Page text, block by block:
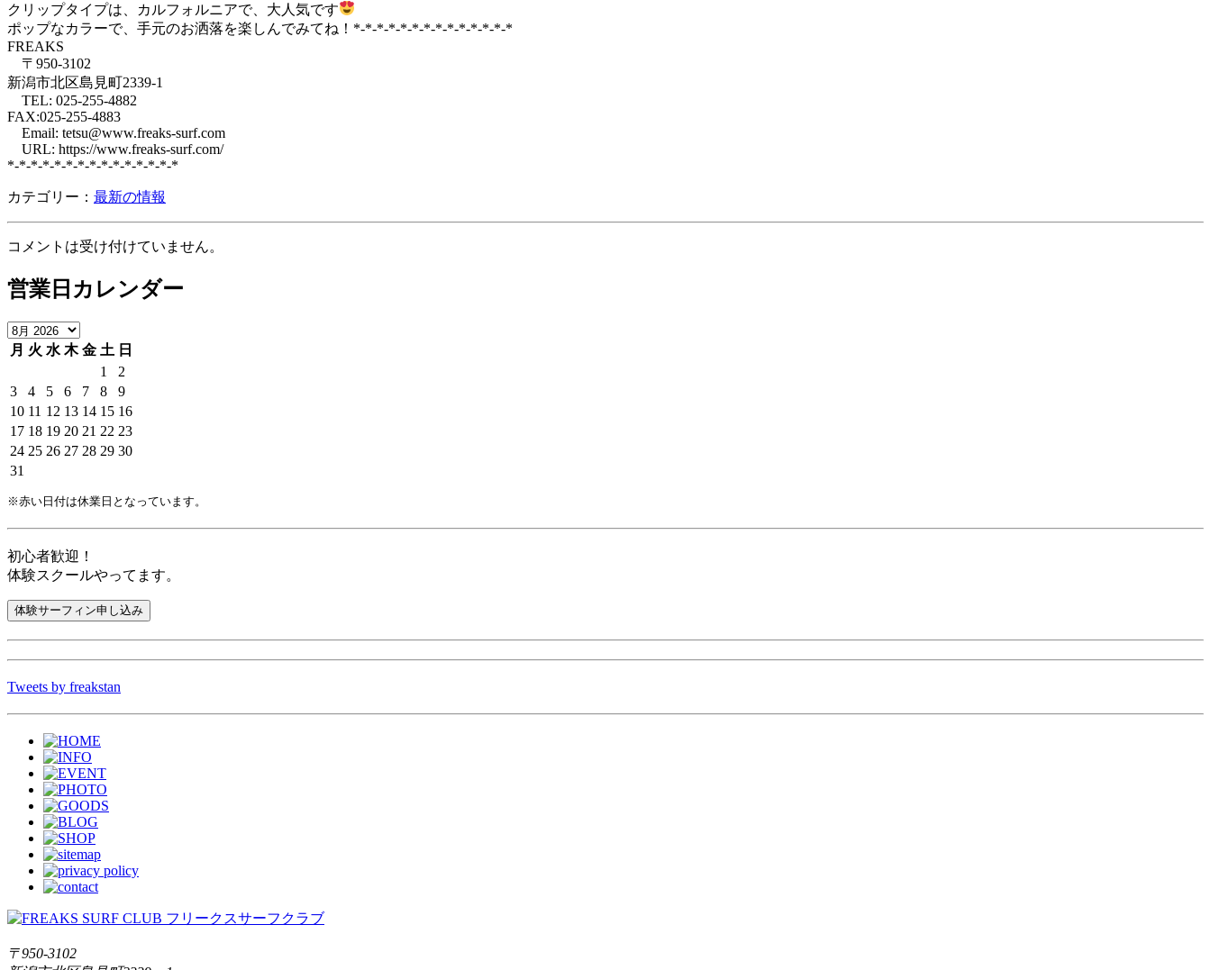
クリップタイプは、カルフォルニアで、大人気です
ポップなカラーで、手元のお洒落を楽しんでみてね！*-*-*-*-*-*-*-*-*-*-*-*-*-*
FREAKS
〒950-3102
新潟市北区島見町2339-1
TEL: 025-255-4882
FAX:025-255-4883
Email: tetsu@www.freaks-surf.com
URL: https://www.freaks-surf.com/
*-*-*-*-*-*-*-*-*-*-*-*-*-*-*
カテゴリー： 最新の情報
コメントは受け付けていません。
営業日カレンダー
月 火 水 木 金 土 日
1
2
3
4 5 6 7 8
9
10 11 12 13 14 15 16
17 18 19 20 21 22 23
24 25 26 27 28 29 30
31
※赤い日付は休業日となっています。
初心者歓迎！
体験スクールやってます。
Tweets by freakstan
〒950-3102